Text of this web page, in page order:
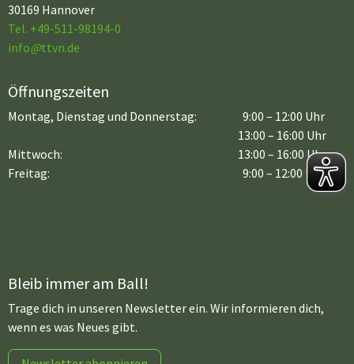
30169 Hannover
Tel. +49-511-98194-0
info@ttvn.de
Öffnungszeiten
Montag, Dienstag und Donnerstag:
9:00 – 12:00 Uhr
13:00 – 16:00 Uhr
Mittwoch:
Freitag:
13:00 – 16:00 Uhr
9:00 – 12:00 Uhr
Bleib immer am Ball!
Trage dich in unseren Newsletter ein. Wir informieren dich,
wenn es was Neues gibt.